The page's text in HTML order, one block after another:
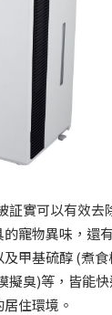
証實可以有效去
寵物異味，還
甲基硫醇 (煮
擬臭)等，皆能
住環境。